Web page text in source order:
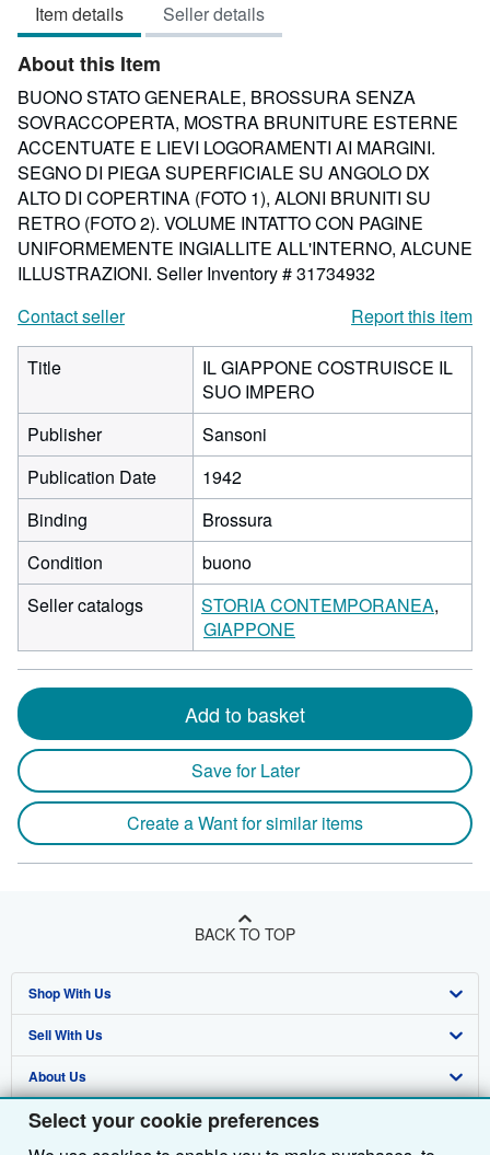
Select your cookie preferences
out
of
5
stars
Item details Seller details
About this Item
BUONO STATO GENERALE, BROSSURA SENZA
SOVRACCOPERTA, MOSTRA BRUNITURE ESTERNE
ACCENTUATE E LIEVI LOGORAMENTI AI MARGINI.
SEGNO DI PIEGA SUPERFICIALE SU ANGOLO DX
ALTO DI COPERTINA (FOTO 1), ALONI BRUNITI SU
RETRO (FOTO 2). VOLUME INTATTO CON PAGINE
UNIFORMEMENTE INGIALLITE ALL'INTERNO, ALCUNE
ILLUSTRAZIONI. Seller Inventory # 31734932
Contact seller
Report this item
Title
IL GIAPPONE COSTRUISCE IL
SUO IMPERO
Publisher
Sansoni
Publication Date
1942
Binding
Brossura
Condition
buono
Seller catalogs
STORIA CONTEMPORANEA
GIAPPONE
Add to basket
Save for Later
Create a Want for similar items
BACK TO TOP
Shop With Us
Advanced Search
Browse Collections
My Account
Sell With Us
Start Selling
Join Our Affiliate Programme
About Us
About AbeBooks
Find Help